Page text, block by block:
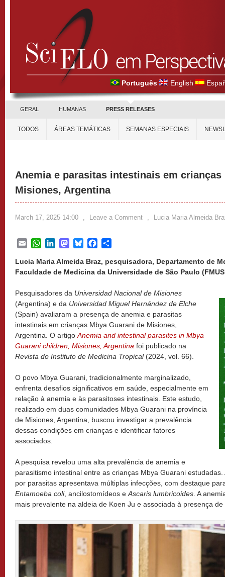
Português English
GERAL HUMANAS PRESS RELEASES
TODOS ÁREAS TEMÁTICAS SEMANAS ESPECIAIS
Anemia e parasitas intestinais em crianças
Misiones, Argentina
March 17, 2025 14:00 , Leave a Comment , Lucia Maria Almeida
EmailWhatsApp
LinkedInMastodon
BlueskyFacebook
Lucia Maria Almeida Braz, pesquisadora, Departamento de
Faculdade de Medicina da Universidade de São Paulo
Pesquisadores da Universidad Nacional de Misiones
(Argentina) e da Universidad Miguel Hernández de Elche
(Spain) avaliaram a presença de anemia e parasitas
intestinais em crianças Mbya Guarani de Misiones,
Argentina. O artigo Anemia and intestinal parasites in Mbya
Guarani children, Misiones, Argentina foi publicado na
Revista do Instituto de Medicina Tropical(2024, vol. 66).
O povo Mbya Guarani, tradicionalmente marginalizado,
enfrenta desafios significativos em saúde, especialmente em
relação à anemia e às parasitoses intestinais. Este estudo,
realizado em duas comunidades Mbya Guarani na província
de Misiones, Argentina, buscou investigar a prevalência
dessas condições em crianças e identificar fatores
associados.
A pesquisa revelou uma alta prevalência de anemia e
parasitismo intestinal entre as crianças Mbya Guarani
por parasitas apresentava múltiplas infecções, com destaque
Entamoeba coli, ancilostomídeos e Ascaris lumbricoides . A
mais prevalente na aldeia de Koen Ju e associada à presença